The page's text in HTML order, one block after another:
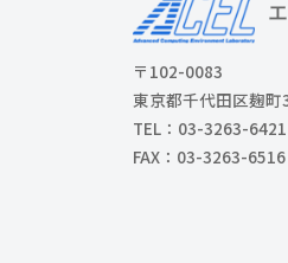
〒102-0083
東京都千代田区麹
TEL：03-3263-6421
FAX：03-3263-6516